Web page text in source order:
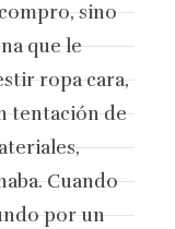
sino
que le
ropa cara,
tentación de
Cuando
por un